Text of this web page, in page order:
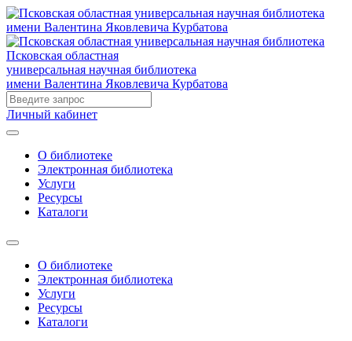
Псковская областная
универсальная научная библиотека
имени Валентина Яковлевича Курбатова
Личный кабинет
О библиотеке
Электронная библиотека
Услуги
Ресурсы
Каталоги
О библиотеке
Электронная библиотека
Услуги
Ресурсы
Каталоги